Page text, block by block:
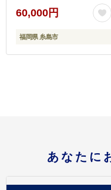
デリ工房】 [ACA172]
60,000円
福岡県 糸島市
あなたに